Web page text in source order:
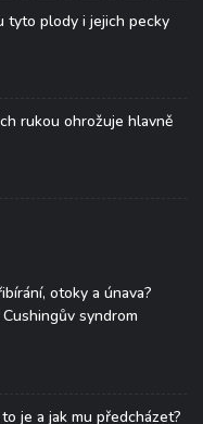
tyto plody i jejich pecky
rukou ohrožuje hlavně
otoky a únava?
syndrom
je a jak mu předcházet?